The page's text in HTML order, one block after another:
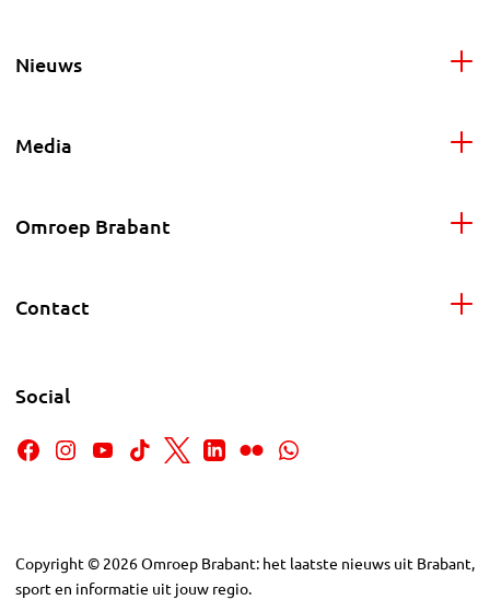
Nieuws
Media
Omroep Brabant
Contact
Social
Copyright © 2026Omroep Brabant: het laatste nieuws uit Brabant,
sport en informatie uit jouw regio.